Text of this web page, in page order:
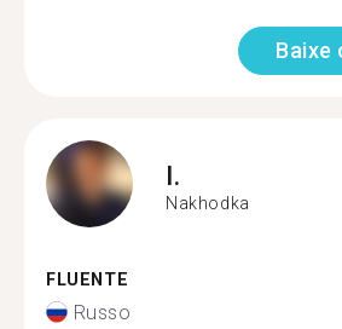
Baixe
I.
Nakhodka
FLUENTE
Russo